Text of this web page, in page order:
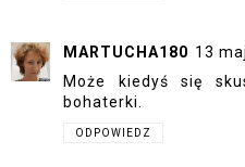
MARTUCHA180 13
Może kiedyś się
bohaterki.
ODPOWIEDZ